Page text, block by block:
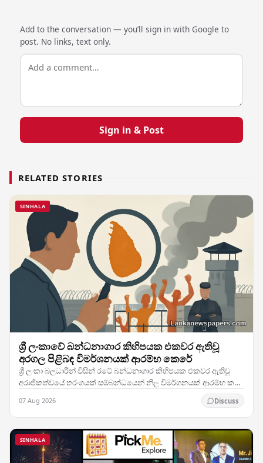
Add to the conversation — you’ll sign in with Google to
post. No links, text only.
Sign in & Post
RELATED STORIES
SINHALA
ශ්‍රී ලංකාවේ බන්ධනාගාර කිහිපයක එකවර ඇතිවූ
අරගල පිළිබඳ විමර්ශනයක් ආරම්භ කෙරේ
ශ්‍රී ලංකා බලධාරීන් විසින් රටේ බන්ධනාගාර කිහිපයක එකවර ඇතිවූ
අරාජිකත්වයේ තරංගයක් සම්බන්ධයෙන් නිල විමර්ශනයක් ආරම්භ කර
07 Aug 2026 Discuss
SINHALA